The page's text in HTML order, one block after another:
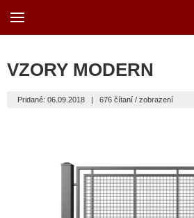
VZORY MODERN
Pridané: 06.09.2018 | 676 čítaní / zobrazení